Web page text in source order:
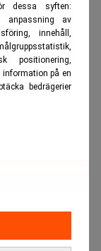
dessa syften:
anpassning av
innehåll,
positionering,
på en
bedrägerier
rådgivaren
tidigare
till
tidsbestämmas
och att några
om fullmakt,
genomfört en
kundens